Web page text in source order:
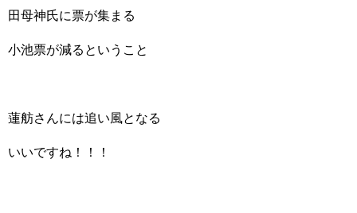
田母神氏に票が集まる
小池票が減るということ
蓮舫さんには追い風となる
いいですね！！！